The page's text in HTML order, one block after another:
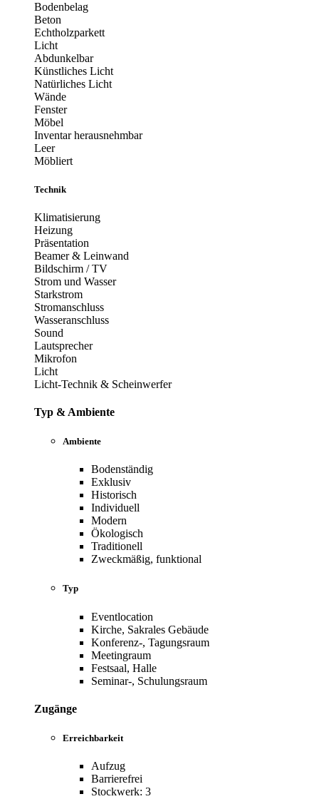
Bodenbelag
Beton
Echtholzparkett
Licht
Abdunkelbar
Künstliches Licht
Natürliches Licht
Wände
Fenster
Möbel
Inventar herausnehmbar
Leer
Möbliert
Technik
Klimatisierung
Heizung
Präsentation
Beamer & Leinwand
Bildschirm / TV
Strom und Wasser
Starkstrom
Stromanschluss
Wasseranschluss
Sound
Lautsprecher
Mikrofon
Licht
Licht-Technik & Scheinwerfer
Typ & Ambiente
Ambiente
Bodenständig
Exklusiv
Historisch
Individuell
Modern
Ökologisch
Traditionell
Zweckmäßig, funktional
Typ
Eventlocation
Kirche, Sakrales Gebäude
Konferenz-, Tagungsraum
Meetingraum
Festsaal, Halle
Seminar-, Schulungsraum
Zugänge
Erreichbarkeit
Aufzug
Barrierefrei
Stockwerk: 3